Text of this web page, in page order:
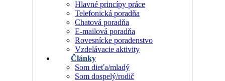
Hlavné princípy práce
Telefonická poradňa
Chatová poradňa
E-mailová poradňa
Rovesnícke poradenstvo
Vzdelávacie aktivity
Články
Som dieťa/mladý
Som dospelý/rodič